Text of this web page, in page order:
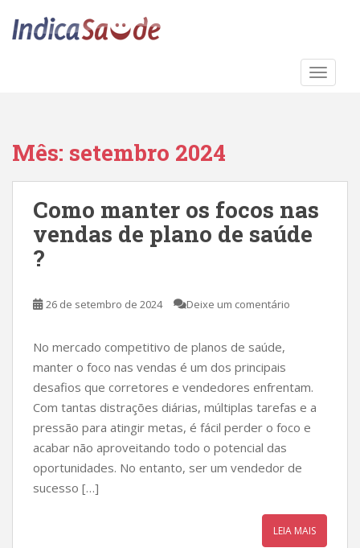
Mês: setembro 2024
Como manter os focos nas
vendas de plano de saúde
?
26 de setembro de 2024 Deixe um comentário
No mercado competitivo de planos de saúde,
manter o foco nas vendas é um dos principais
desafios que corretores e vendedores enfrentam.
Com tantas distrações diárias, múltiplas tarefas e a
pressão para atingir metas, é fácil perder o foco e
acabar não aproveitando todo o potencial das
oportunidades. No entanto, ser um vendedor de
sucesso […]
LEIA MAIS